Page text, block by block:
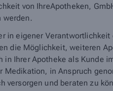
von IhreApotheken,
werden.
in eigener
die Möglichkeit, weiteren
in Ihrer Apotheke als
in Anspruch
versorgen und beraten zu